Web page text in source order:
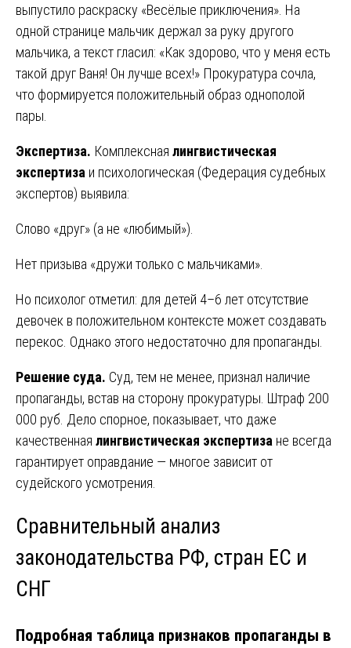
выпустило раскраску «Весёлые приключения». На
одной странице мальчик держал за руку другого
мальчика, а текст гласил: «Как здорово, что у меня есть
такой друг Ваня! Он лучше всех!» Прокуратура сочла,
что формируется положительный образ однополой
пары.
Экспертиза. Комплексная лингвистическая
экспертиза и психологическая (Федерация судебных
экспертов) выявила:
Слово «друг» (а не «любимый»).
Нет призыва «дружи только с мальчиками».
Но психолог отметил: для детей 4–6 лет отсутствие
девочек в положительном контексте может создавать
перекос. Однако этого недостаточно для пропаганды.
Решение суда. Суд, тем не менее, признал наличие
пропаганды, встав на сторону прокуратуры. Штраф 200
000 руб. Дело спорное, показывает, что даже
качественная лингвистическая экспертиза не всегда
гарантирует оправдание — многое зависит от
судейского усмотрения.
Сравнительный анализ
законодательства РФ, стран ЕС и
СНГ
Подробная таблица признаков пропаганды в